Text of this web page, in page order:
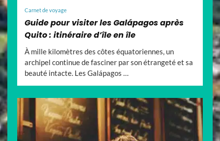
Carnet de voyage
Guide pour visiter les Galápagos après
Quito : itinéraire d’île en île
À mille kilomètres des côtes équatoriennes, un
archipel continue de fasciner par son étrangeté et sa
beauté intacte. Les Galápagos …